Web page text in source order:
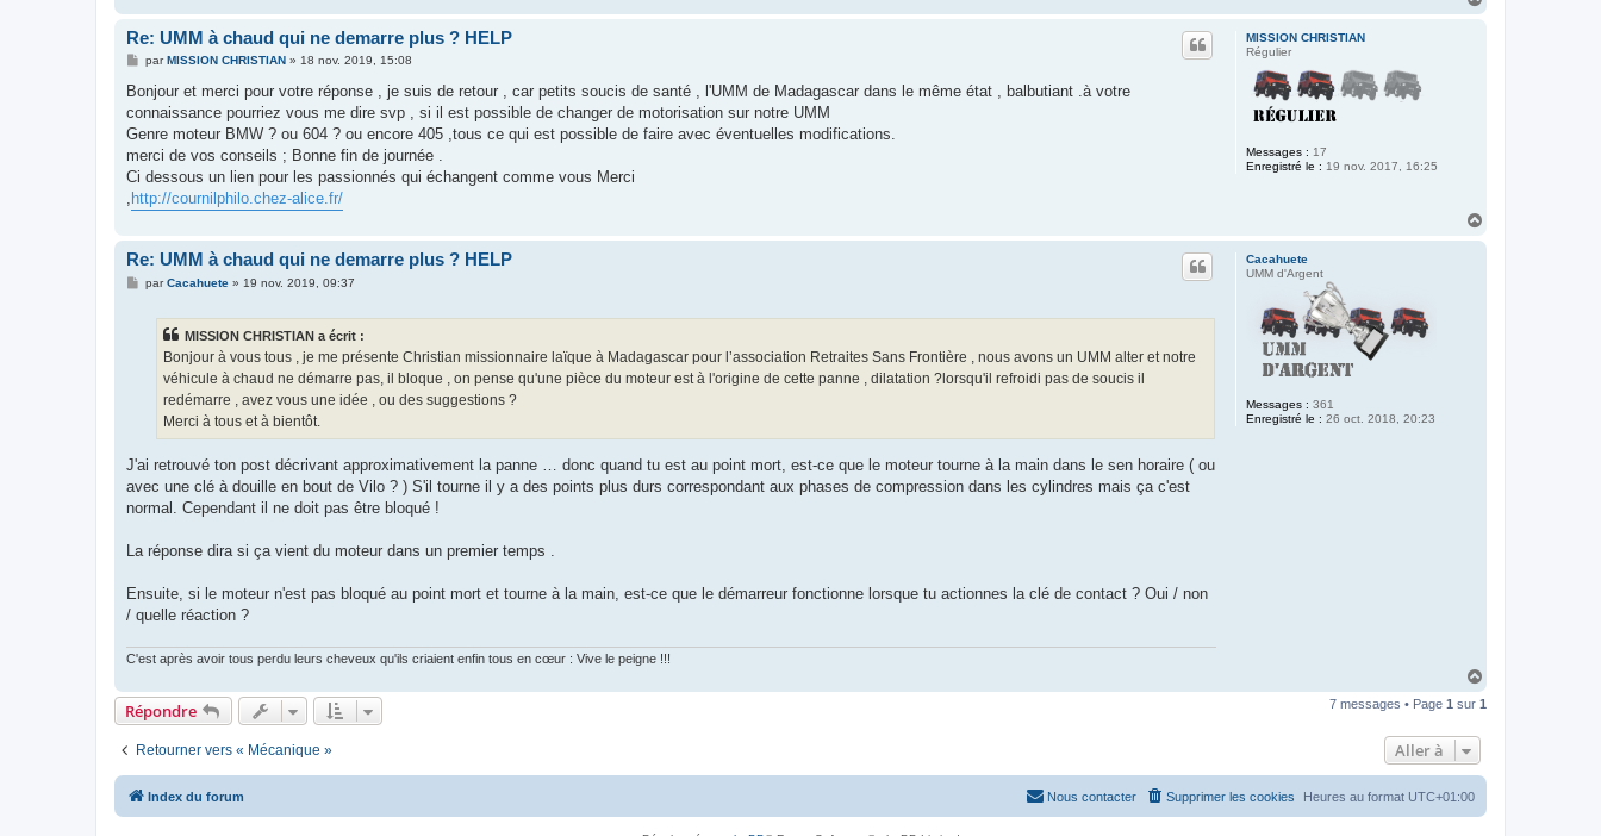
MISSION CHRISTIAN
Régulier
Messages : 17
Enregistré le : 19 nov. 2017, 16:25
Re: UMM à chaud qui ne demarre plus ? HELP
M
s
a
g
par MISSION CHRISTIAN » 18 nov. 2019, 15:08
Bonjour et merci pour votre réponse , je suis de retour , car petits soucis de santé , l'UMM de Madagascar dans le même état , balbutiant .à votre
connaissance pourriez vous me dire svp , si il est possible de changer de motorisation sur notre UMM
Genre moteur BMW ? ou 604 ? ou encore 405 ,tous ce qui est possible de faire avec éventuelles modifications.
merci de vos conseils ; Bonne fin de journée .
Ci dessous un lien pour les passionnés qui échangent comme vous Merci
, http://cournilphilo.chez-alice.fr/
Cacahuete
UMM d'Argent
Messages : 361
Enregistré le : 26 oct. 2018, 20:23
Re: UMM à chaud qui ne demarre plus ? HELP
MparCacahuete» 19 nov. 2019, 09:37
MISSION CHRISTIAN a écrit :
Bonjour à vous tous , je me présente Christian missionnaire laïque à Madagascar pour l’association Retraites Sans Frontière , nous avons un UMM alter et notre
véhicule à chaud ne démarre pas, il bloque , on pense qu'une pièce du moteur est à l'origine de cette panne , dilatation ?lorsqu'il refroidi pas de soucis il
redémarre , avez vous une idée , ou des suggestions ?
Merci à tous et à bientôt.
J'ai retrouvé ton post décrivant approximativement la panne … donc quand tu est au point mort, est-ce que le moteur tourne à la main dans le sen horaire ( ou
avec une clé à douille en bout de Vilo ? ) S'il tourne il y a des points plus durs correspondant aux phases de compression dans les cylindres mais ça c'est
normal. Cependant il ne doit pas être bloqué !
La réponse dira si ça vient du moteur dans un premier temps .
Ensuite, si le moteur n'est pas bloqué au point mort et tourne à la main, est-ce que le démarreur fonctionne lorsque tu actionnes la clé de contact ? Oui / non
/ quelle réaction ?
C'est après avoir tous perdu leurs cheveux qu'ils criaient enfin tous en cœur : Vive le peigne !!!
u
Répondre 7 messages • Page 1 sur 1
Retourner vers « Mécanique » Aller à
Index du forum Heures au format UTC+01:00
Supprimer les cookies
Nous contacter